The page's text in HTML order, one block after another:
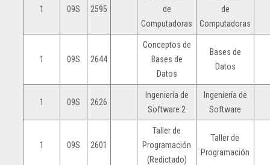
1 09S 2595
de
Computadoras
de
Computadoras
1 09S 2644
Conceptos de
Bases de
Datos
Bases de
Datos
1 09S 2626
Ingeniería de
Software 2
Ingeniería de
Software
1 09S 2601
Taller de
Programación
(Redictado)
Taller de
Programación